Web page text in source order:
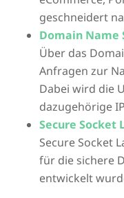
geschneidert
Domain Name
Über das
Anfragen zur
Dabei wird die
dazugehörige
Secure Socket
Secure Socket
für die sichere
entwickelt